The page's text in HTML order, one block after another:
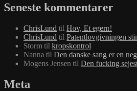
Seneste kommentarer
ChrisLund til Hov, Et egern!
ChrisLund til Patentlovgivningen
Storm til kropskontrol
Nanna til Den danske sang er en
Mogens Jensen til Den fucking
Meta